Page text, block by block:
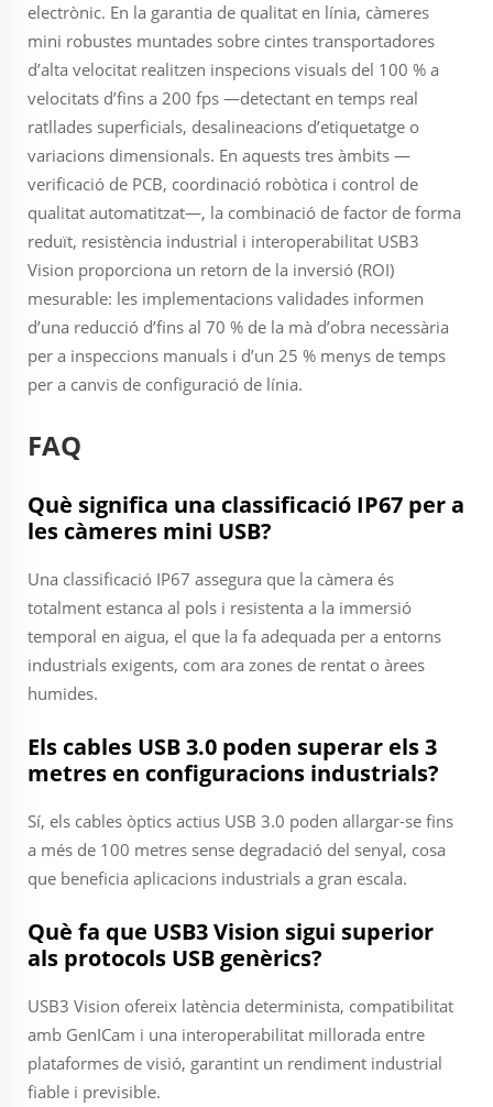
electrònic. En la garantia de qualitat en línia, càmeres
mini robustes muntades sobre cintes transportadores
d’alta velocitat realitzen inspecions visuals del 100 % a
velocitats d’fins a 200 fps —detectant en temps real
ratllades superficials, desalineacions d’etiquetatge o
variacions dimensionals. En aquests tres àmbits —
verificació de PCB, coordinació robòtica i control de
qualitat automatitzat—, la combinació de factor de forma
reduït, resistència industrial i interoperabilitat USB3
Vision proporciona un retorn de la inversió (ROI)
mesurable: les implementacions validades informen
d’una reducció d’fins al 70 % de la mà d’obra necessària
per a inspeccions manuals i d’un 25 % menys de temps
per a canvis de configuració de línia.
FAQ
Què significa una classificació IP67 per a
les càmeres mini USB?
Una classificació IP67 assegura que la càmera és
totalment estanca al pols i resistenta a la immersió
temporal en aigua, el que la fa adequada per a entorns
industrials exigents, com ara zones de rentat o àrees
humides.
Els cables USB 3.0 poden superar els 3
metres en configuracions industrials?
Sí, els cables òptics actius USB 3.0 poden allargar-se fins
a més de 100 metres sense degradació del senyal, cosa
que beneficia aplicacions industrials a gran escala.
Què fa que USB3 Vision sigui superior
als protocols USB genèrics?
USB3 Vision ofereix latència determinista, compatibilitat
amb GenICam i una interoperabilitat millorada entre
plataformes de visió, garantint un rendiment industrial
fiable i previsible.